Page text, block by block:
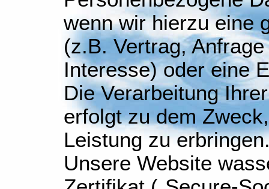
wenn wir hierzu eine
(z.B. Vertrag,
Interesse) oder eine
Die Verarbeitung
erfolgt zu dem
Leistung zu
Unsere Website